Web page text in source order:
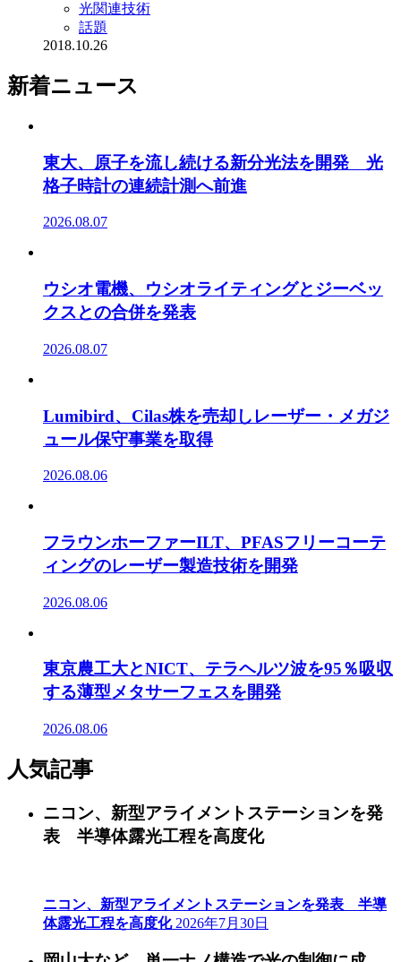
光関連技術
話題
2018.10.26
新着ニュース
東大、原子を流し続ける新分光法を開発 光
格子時計の連続計測へ前進
2026.08.07
ウシオ電機、ウシオライティングとジーベッ
クスとの合併を発表
2026.08.07
Lumibird、Cilas株を売却しレーザー・メガジ
ュール保守事業を取得
2026.08.06
フラウンホーファーILT、PFASフリーコーテ
ィングのレーザー製造技術を開発
2026.08.06
東京農工大とNICT、テラヘルツ波を95％吸収
する薄型メタサーフェスを開発
2026.08.06
人気記事
ニコン、新型アライメントステーションを発
表 半導体露光工程を高度化
ニコン、新型アライメントステーションを発表 半導
体露光工程を高度化 2026年7月30日